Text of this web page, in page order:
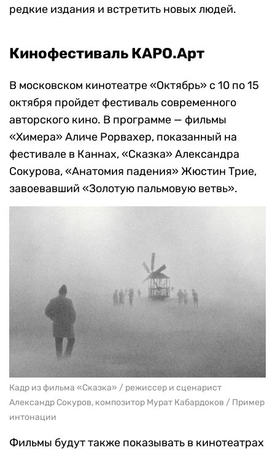
редкие издания и встретить новых людей.
Кинофестиваль КАРО.Арт
В московском кинотеатре «Октябрь» с 10 по 15
октября пройдет фестиваль современного
авторского кино. В программе — фильмы
«Химера» Аличе Рорвахер, показанный на
фестивале в Каннах, «Сказка» Александра
Сокурова, «Анатомия падения» Жюстин Трие,
завоевавший «Золотую пальмовую ветвь».
Кадр из фильма «Сказка» / режиссер и сценарист
Александр Сокуров, композитор Мурат Кабардоков / Пример
интонации
Фильмы будут также показывать в кинотеатрах